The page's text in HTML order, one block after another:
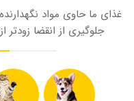
غذای ما حاوی مواد
جلوگیری از انقضا زودتر